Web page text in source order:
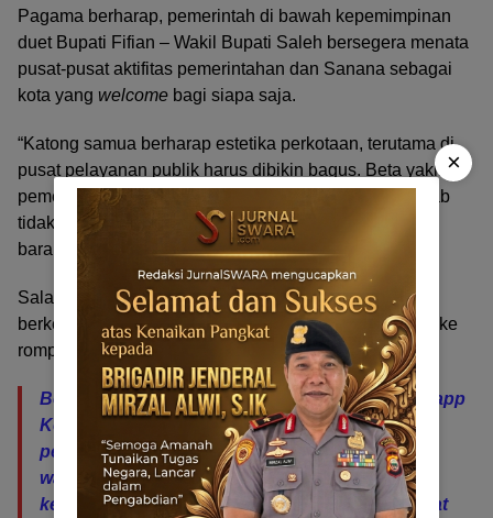
Pagama berharap, pemerintah di bawah kepemimpinan
duet Bupati Fifian – Wakil Bupati Saleh bersegera menata
pusat-pusat aktifitas pemerintahan dan Sanana sebagai
kota yang welcome bagi siapa saja.
“Katong samua berharap estetika perkotaan, terutama di
pusat pelayanan publik harus dibikin bagus. Beta yakin,
pemerintah daerah bisa lakukan ini dengan baik, sebab
tidak butuh anggaran banyak untuk bikin bagus ini
barang,” ujar Om Pagama kepada awak media ini.
Salah satu anggota grup Whatsapp KSB, Nan Pora
berkelakar “Matnana yawa SIDAK, neka pasti yang pake
rompi semakin banyak”.
Berita ini diangkat dari percakapan Grup Whatsapp
Keluarga Sula Bersatu. Redaksi menganggap
penting untuk diketahui khalayak, dan jadi
wacana/kritik penuh cinta kepada pemangku
kepentingan. Semoga penataaan Kota dan Pusat
×